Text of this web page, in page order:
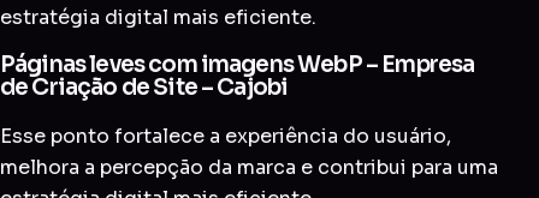
estratégia digital mais eficiente.
Páginas leves com imagens WebP – Empresa
de Criação de Site – Cajobi
Esse ponto fortalece a experiência do usuário,
melhora a percepção da marca e contribui para uma